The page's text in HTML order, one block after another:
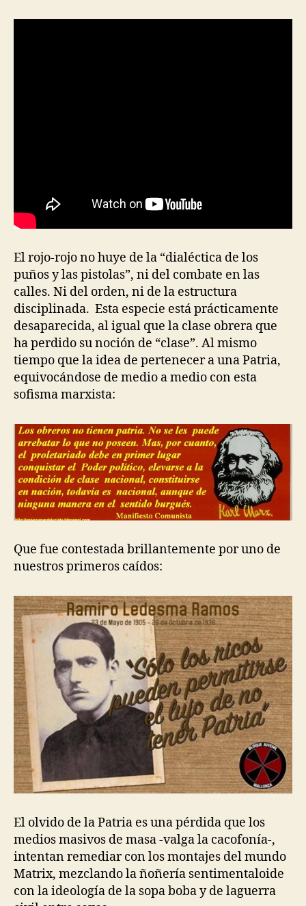
El rojo-rojo no huye de la “dialéctica de los
puños y las pistolas”, ni del combate en las
calles. Ni del orden, ni de la estructura
disciplinada. Esta especie está prácticamente
desaparecida, al igual que la clase obrera que
ha perdido su noción de “clase”. Al mismo
tiempo que la idea de pertenecer a una Patria,
equivocándose de medio a medio con esta
sofisma marxista:
Que fue contestada brillantemente por uno de
nuestros primeros caídos:
El olvido de la Patria es una pérdida que los
medios masivos de masa -valga la cacofonía-,
intentan remediar con los montajes del mundo
Matrix, mezclando la ñoñería sentimentaloide
con la ideología de la sopa boba y de laguerra